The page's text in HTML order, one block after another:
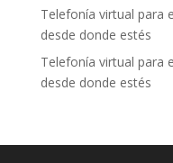
Telefonía virtual para
desde donde estés
Telefonía virtual para
desde donde estés